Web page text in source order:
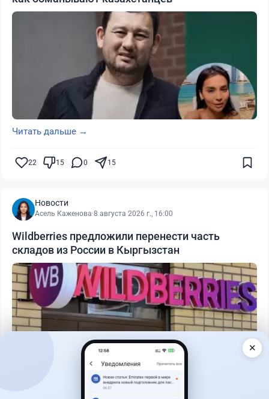
Читать дальше →
22 15 0 15
Новости
Асель Каженова·8 августа 2026 г., 16:00
Wildberries предложили перенести часть
складов из России в Кыргызстан
✕